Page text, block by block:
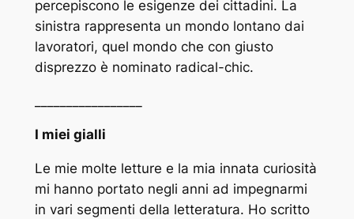
percepiscono le esigenze dei cittadini. La
sinistra rappresenta un mondo lontano dai
lavoratori, quel mondo che con giusto
disprezzo è nominato radical-chic.
I miei gialli
Le mie molte letture e la mia innata curiosità
mi hanno portato negli anni ad impegnarmi
in vari segmenti della letteratura. Ho scritto